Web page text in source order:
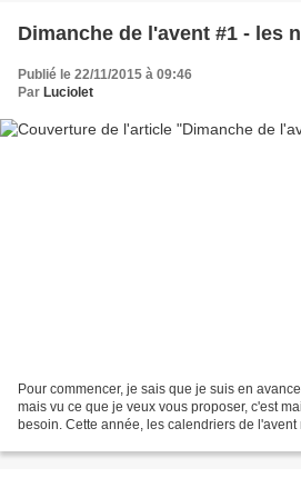
Dimanche de l'avent #1 - les
Publié le 22/11/2015 à 09:46
Par Luciolet
Pour commencer, je sais que je suis en
mais vu ce que je veux vous proposer, c'est
besoin. Cette année, les calendriers de